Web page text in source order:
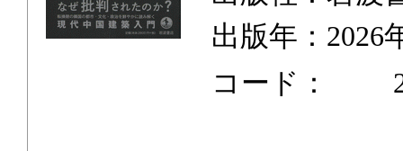
出版年：2026
コード：